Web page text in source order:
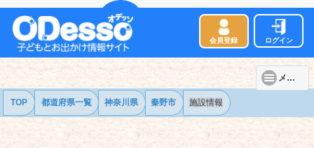
会員登録 ログイン
メニュー
TOP 都道府県一覧 神奈川県 秦野市 施設情報